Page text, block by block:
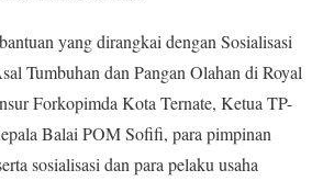
yang dirangkai dengan Sosialisasi
Tumbuhan dan Pangan Olahan di Royal
Forkopimda Kota Ternate, Ketua TP-
Balai POM Sofifi, para pimpinan
sosialisasi dan para pelaku usaha